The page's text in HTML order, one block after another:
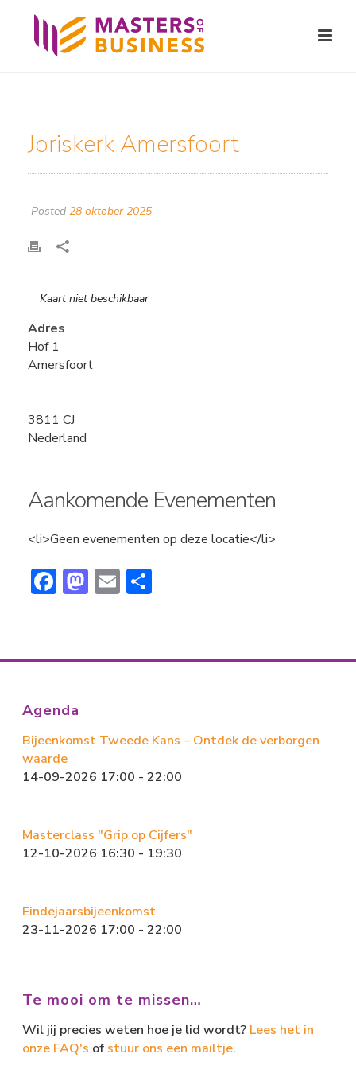
Joriskerk Amersfoort
Posted 28 oktober 2025
Kaart niet beschikbaar
Adres
Hof 1
Amersfoort
3811 CJ
Nederland
Aankomende Evenementen
<li>Geen evenementen op deze locatie</li>
F
b
ok
M
o
n
E
l n
Agenda
Bijeenkomst Tweede Kans – Ontdek de verborgen
waarde
14-09-2026 17:00 - 22:00
Masterclass "Grip op Cijfers"
12-10-2026 16:30 - 19:30
Eindejaarsbijeenkomst
23-11-2026 17:00 - 22:00
Te mooi om te missen…
Wil jij precies weten hoe je lid wordt? Lees het in
onze FAQ's of stuur ons een mailtje.